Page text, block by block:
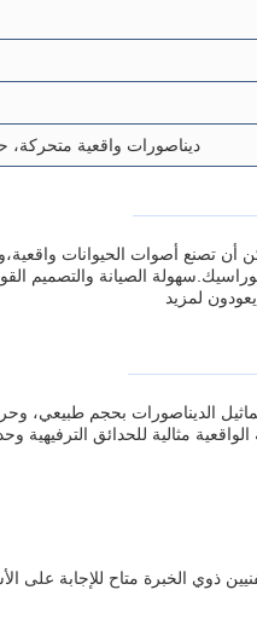
ديناصورات واقعية متحركة،
أن تصنع أصوات الحيوانات
الصيانة والتصميم القوي
لمزيد
الديناصورات بحجم طبيعي،
ذوي الخبرة متاح للإجابة على